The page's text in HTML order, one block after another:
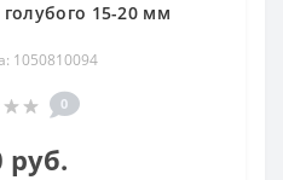
15-20 мм
1050810094
0
руб.